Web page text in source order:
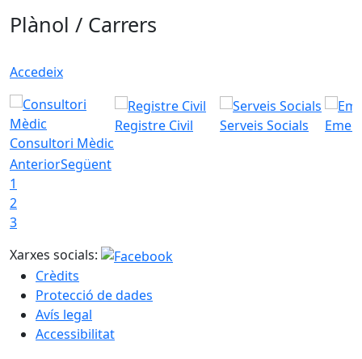
Plànol / Carrers
Accedeix
Consultori Mèdic
Registre Civil Serveis Socials
AnteriorSegüent
1
2
3
Xarxes socials:
Crèdits
Protecció de dades
Avís legal
Accessibilitat